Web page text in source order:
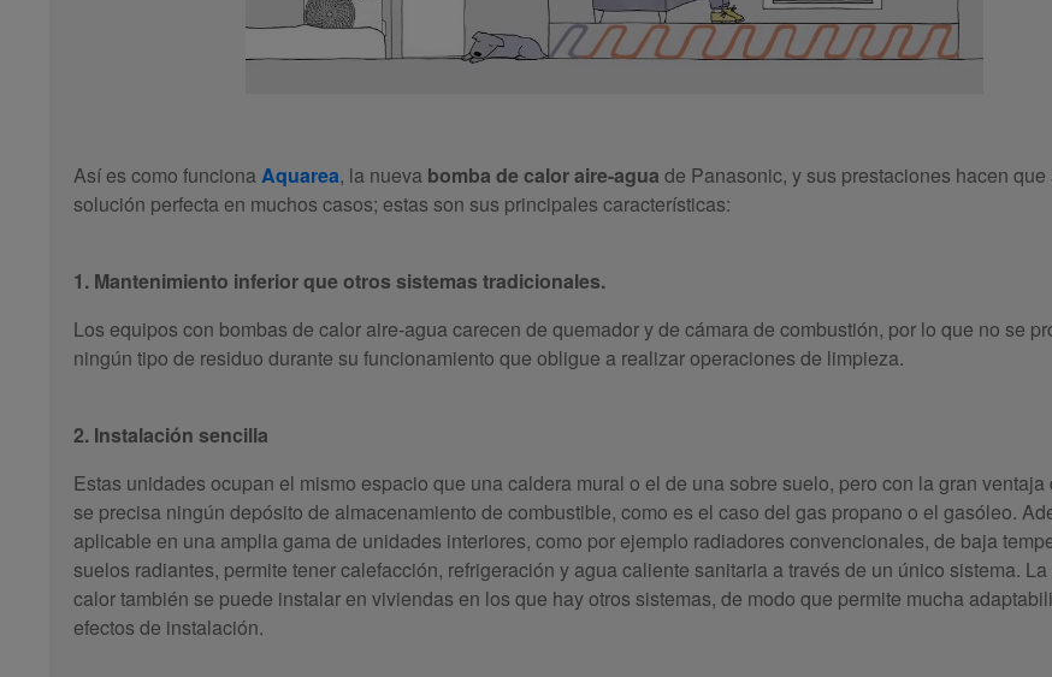
Así es como funcionaAquarea, la nueva bomba de calor aire-agua de Panasonic, y sus prestaciones hacen que
solución perfecta en muchos casos; estas son sus principales características:
1. Mantenimiento inferior que otros sistemas tradicionales.
Los equipos con bombas de calor aire-agua carecen de quemador y de cámara de combustión, por lo que no se
ningún tipo de residuo durante su funcionamiento que obligue a realizar operaciones de limpieza.
2. Instalación sencilla
Estas unidades ocupan el mismo espacio que una caldera mural o el de una sobre suelo, pero con la gran ventaja
se precisa ningún depósito de almacenamiento de combustible, como es el caso del gas propano o el gasóleo.
aplicable en una amplia gama de unidades interiores, como por ejemplo radiadores convencionales, de baja
suelos radiantes, permite tener calefacción, refrigeración y agua caliente sanitaria a través de un único sistema.
calor también se puede instalar en viviendas en los que hay otros sistemas, de modo que permite mucha
efectos de instalación.